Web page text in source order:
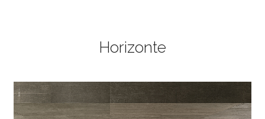
Horizonte